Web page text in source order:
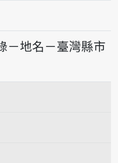
－地名－臺灣縣市